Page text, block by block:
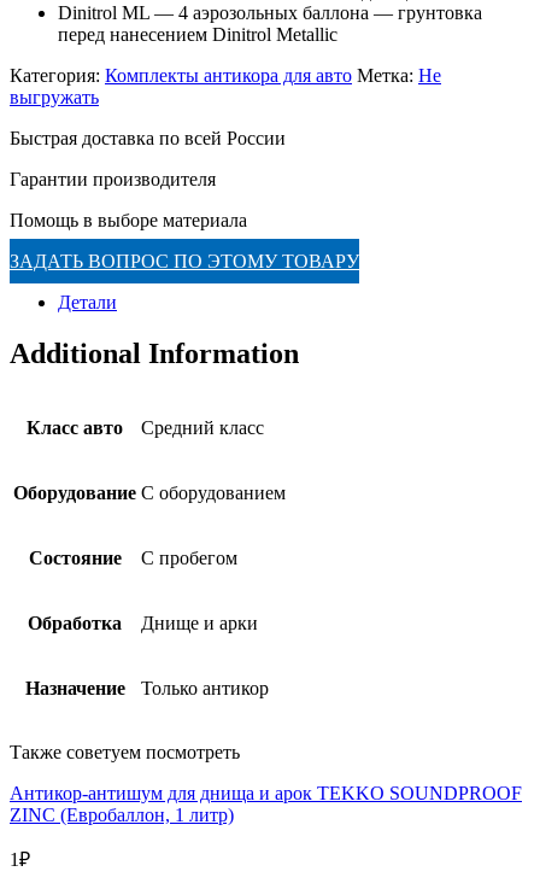
Dinitrol ML — 4 аэрозольных баллона — грунтовка
перед нанесением Dinitrol Metallic
Категория: Комплекты антикора для авто Метка: Не
выгружать
Быстрая доставка по всей России
Гарантии производителя
Помощь в выборе материала
ЗАДАТЬ ВОПРОС ПО ЭТОМУ ТОВАРУ
Детали
Additional Information
Класс авто Средний класс
Оборудование С оборудованием
Состояние С пробегом
Обработка Днище и арки
Назначение Только антикор
Также советуем посмотреть
Антикор-антишум для днища и арок TEKKO SOUNDPROOF
ZINC (Евробаллон, 1 литр)
1₽